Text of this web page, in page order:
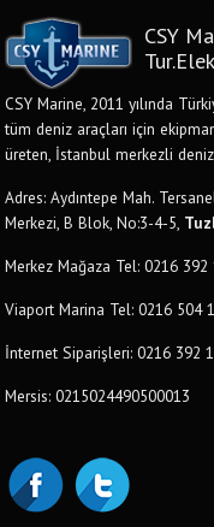
CSY
CSY Marine, 2011 yılında
tüm deniz araçları için
üreten, İstanbul merkezli
Adres: Aydıntepe Mah.
Merkezi, B Blok, No:3-4-5,
Merkez Mağaza Tel: 0216 392
Viaport Marina Tel: 0216 504
İnternet Siparişleri: 0216 392
Mersis: 0215024490500013